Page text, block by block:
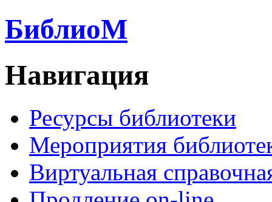
БиблиоМ
Навигация
Ресурсы библиотеки
Мероприятия
Виртуальная